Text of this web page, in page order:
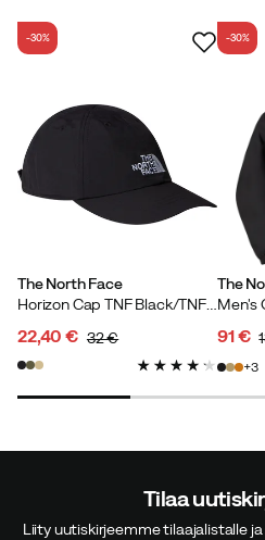
The North Face
-30%
discounted
22,40 €
original
32 €
The
-30%
91 €
original
3
Tilaa
Liity uutiskirjeemme tilaajalistalle